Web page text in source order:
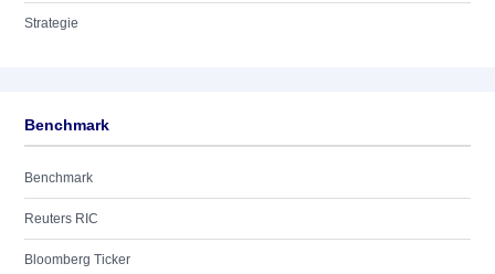
Strategie
Benchmark
Benchmark
Reuters RIC
Bloomberg Ticker